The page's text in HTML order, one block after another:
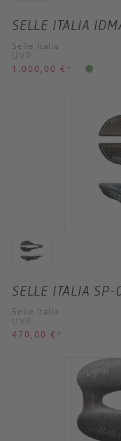
SELLE ITALIA
Selle Italia
UVP
1.000,00 € *
SELLE ITALIA SP-
Selle Italia
UVP
470,00 € *